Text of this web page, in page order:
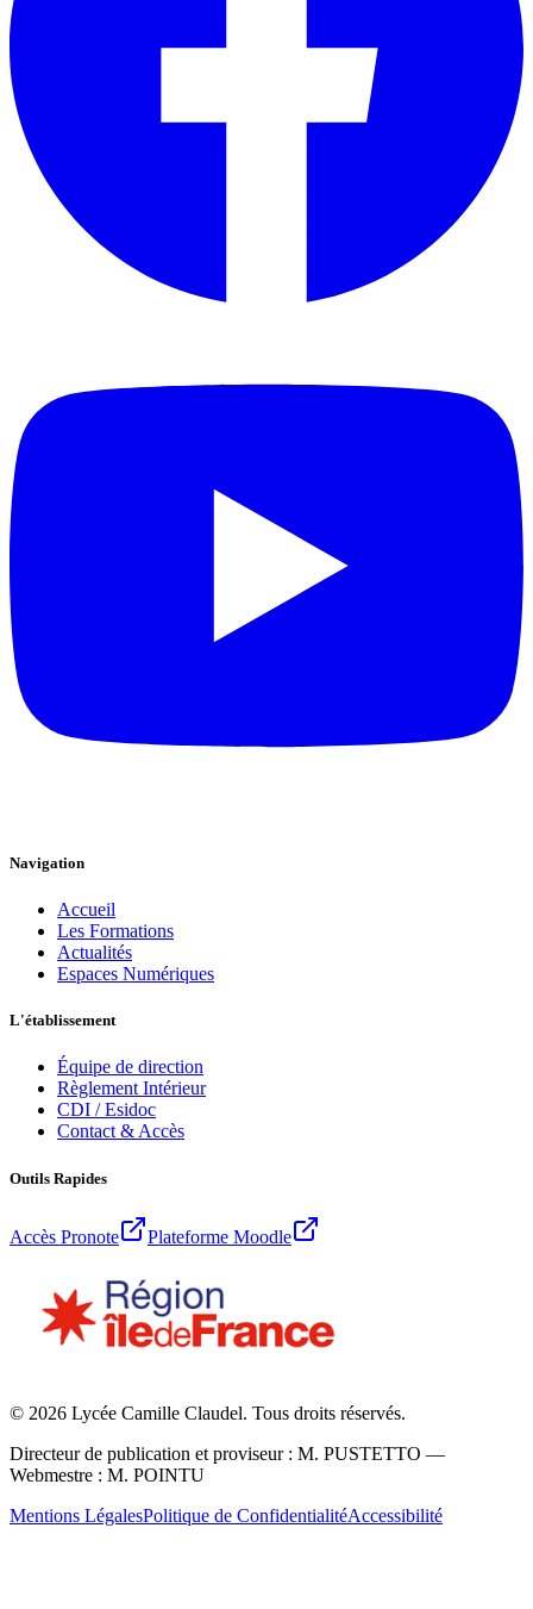
Navigation
Accueil
Les Formations
Actualités
Espaces Numériques
L'établissement
Équipe de direction
Règlement Intérieur
CDI / Esidoc
Contact & Accès
Outils Rapides
Accès Pronote Plateforme Moodle
© 2026 Lycée Camille Claudel. Tous droits réservés.
Directeur de publication et proviseur : M. PUSTETTO —
Webmestre : M. POINTU
Mentions LégalesPolitique de ConfidentialitéAccessibilité